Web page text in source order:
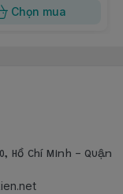
Chọn mua
Hồ Chí Minh - Quận